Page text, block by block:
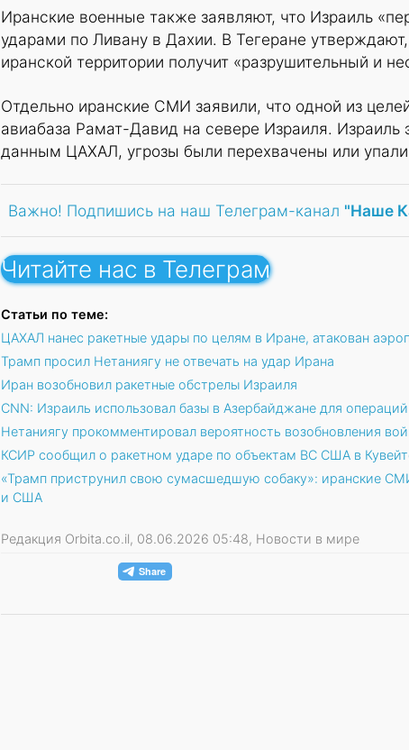
Иранские военные также заявляют, что Израиль
ударами по Ливану в Дахии. В Тегеране
иранской территории получит «разрушительный и
Отдельно иранские СМИ заявили, что одной из
авиабаза Рамат-Давид на севере Израиля. Израиль
данным ЦАХАЛ, угрозы были перехвачены или
Важно! Подпишись на наш Телеграм-канал "Наше
Читайте нас в Телеграм
Статьи по теме:
ЦАХАЛ нанес ракетные удары по целям в Иране, атакован
Трамп просил Нетаниягу не отвечать на удар Ирана
Иран возобновил ракетные обстрелы Израиля
CNN: Израиль использовал базы в Азербайджане для
Нетаниягу прокомментировал вероятность возобновления
КСИР сообщил о ракетном ударе по объектам ВС США в
«Трамп приструнил свою сумасшедшую собаку»: иранские
и США
Редакция Orbita.co.il, 08.06.2026 05:48, Новости в мире